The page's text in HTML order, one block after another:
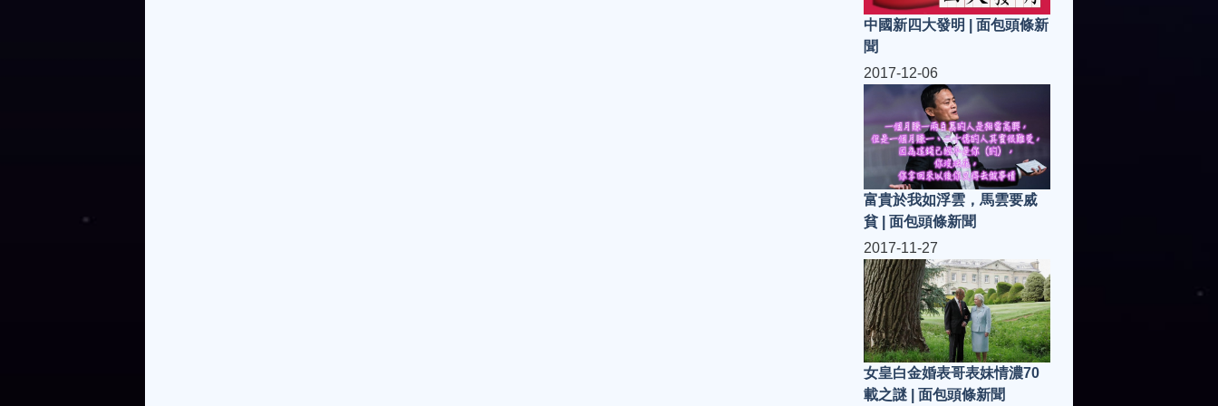
中國新四大發明 | 面包頭條新
聞
2017-12-06
富貴於我如浮雲，馬雲要烕
貧 | 面包頭條新聞
2017-11-27
女皇白金婚表哥表妹情濃70
載之謎 | 面包頭條新聞